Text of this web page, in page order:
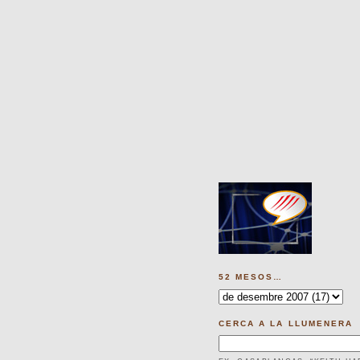
52 MESOS…
CERCA A LA LLUMENERA